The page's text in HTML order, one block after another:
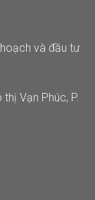
và đầu tư
Vạn Phúc, P.